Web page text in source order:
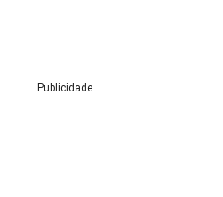
Publicidade